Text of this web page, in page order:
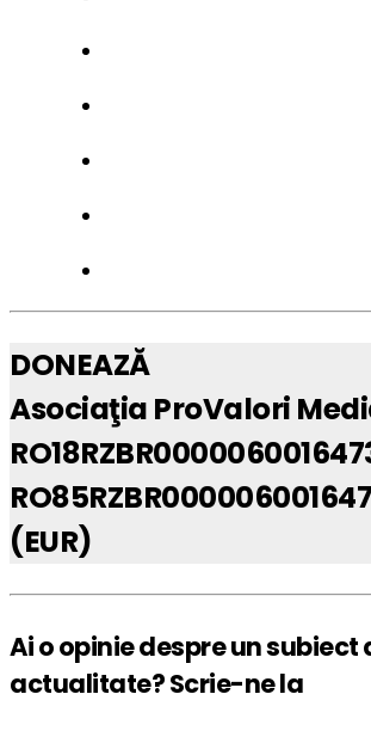
DONEAZĂ
Asociaţia ProValori
(EUR)
Ai o opinie despre un subiect
actualitate? Scrie-ne la